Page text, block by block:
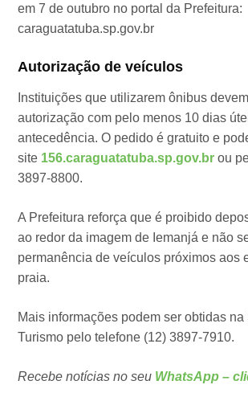
em 7 de outubro no portal da Prefeitura:
caraguatatuba.sp.gov.br
Autorização de veículos
Instituições que utilizarem ônibus
autorização com pelo menos 10 dias
antecedência. O pedido é gratuito e
site 156.caraguatatuba.sp.gov.br ou
3897-8800.
A Prefeitura reforça que é proibido
ao redor da imagem de Iemanjá e não
permanência de veículos próximos aos
praia.
Mais informações podem ser obtidas
Turismo pelo telefone (12) 3897-7910.
Recebe notícias no seu WhatsApp –